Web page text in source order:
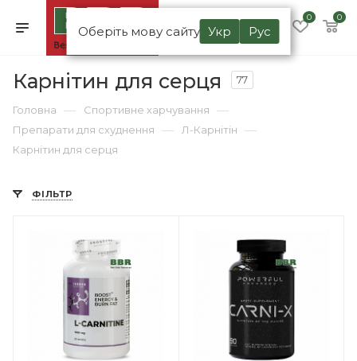
Оберіть мову сайту Укр Рус
0 0
Карнітин для серця 77
Головна — Спортивне харчування —
Препарати для схуднення — Л-Карнітін —
Карнітин для серця
ФІЛЬТР